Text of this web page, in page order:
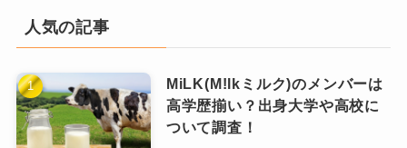
人気の記事
MiLK(M!lkミルク)のメンバーは
高学歴揃い？出身大学や高校に
ついて調査！